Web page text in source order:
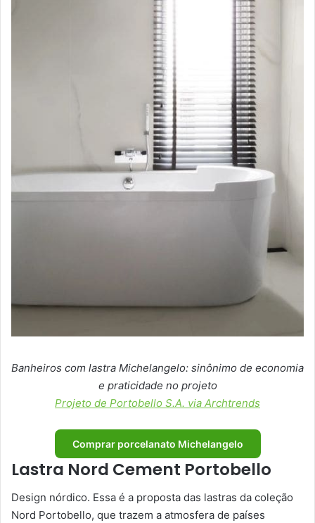
Banheiros com lastra Michelangelo: sinônimo de economia
e praticidade no projeto
Projeto de Portobello S.A. via Archtrends
Comprar porcelanato Michelangelo
Lastra Nord Cement Portobello
Design nórdico. Essa é a proposta das lastras da coleção
Nord Portobello, que trazem a atmosfera de países